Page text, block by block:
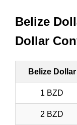
Belize
Dollar
Belize Dollar
1 BZD
2 BZD